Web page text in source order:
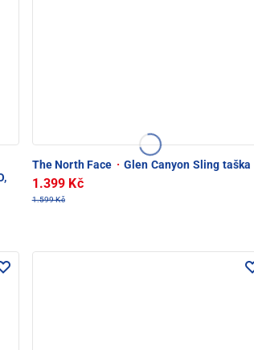
The North Face · Glen Canyon Sling taška
1.399 Kč
1.599 Kč